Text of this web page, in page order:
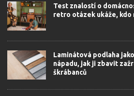
Test znalostí o
retro otázek ukáže, kdo
Laminátová podlaha
nápadu, jak ji zbavit
škrábanců